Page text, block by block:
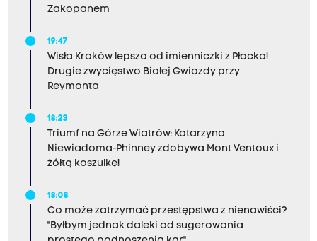
Zakopanem
19:47
Wisła Kraków lepsza od imienniczki z Płocka!
Drugie zwycięstwo Białej Gwiazdy przy
Reymonta
18:23
Triumf na Górze Wiatrów: Katarzyna
Niewiadoma-Phinney zdobywa Mont Ventoux i
żółtą koszulkę!
18:08
Co może zatrzymać przestępstwa z nienawiści?
"Byłbym jednak daleki od sugerowania